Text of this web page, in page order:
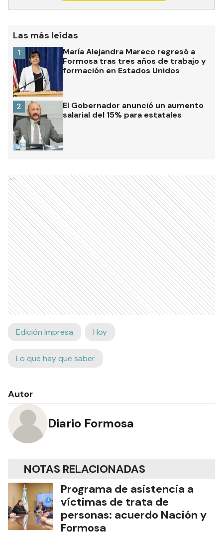
Las más leídas
María Alejandra Mareco regresó a
Formosa tras tres años de trabajo y
formación en Estados Unidos
1
El Gobernador anunció un aumento
salarial del 15% para estatales
2
Ads
Edición Impresa Hoy
Lo que hay que saber
Autor
Diario Formosa
NOTAS RELACIONADAS
Programa de asistencia a
víctimas de trata de
personas: acuerdo Nación y
Formosa